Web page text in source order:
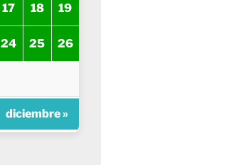
17 18 19
24 25 26
diciembre »